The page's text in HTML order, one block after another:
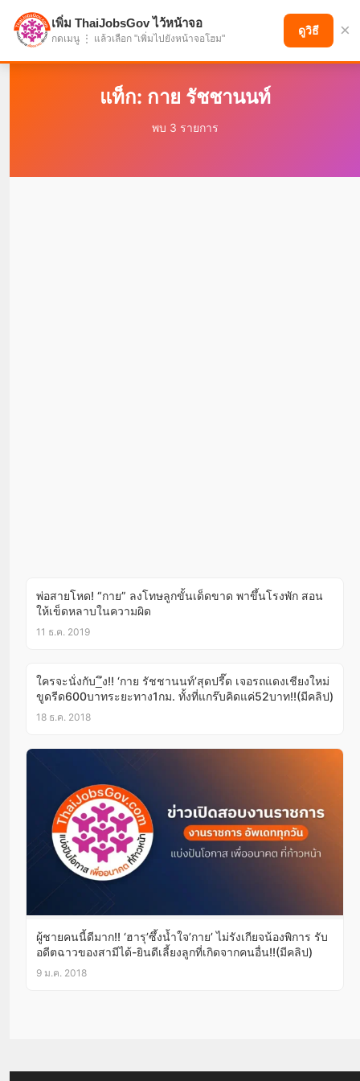
แบ่งปันโอกาส เพื่ออนาคตที่ก้าวหน้า
แท็ก: กาย รัชชานนท์
พบ 3 รายการ
พ่อสายโหด! “กาย” ลงโทษลูกขั้นเด็ดขาด พาขึ้นโรงพัก สอน
ให้เข็ดหลาบในความผิด
11 ธ.ค. 2019
ใครจะนั่งกับ_ึง!! ‘กาย รัชชานนท์’สุดปรี๊ด เจอรถแดงเชียงใหม่
ขูดรีด600บาทระยะทาง1กม. ทั้งที่แกร๊บคิดแค่52บาท!!(มีคลิป)
18 ธ.ค. 2018
ผู้ชายคนนี้ดีมาก!! ‘ฮารุ’ซึ้งน้ำใจ’กาย’ ไม่รังเกียจน้องพิการ รับ
อดีตฉาวของสามีได้-ยินดีเลี้ยงลูกที่เกิดจากคนอื่น!!(มีคลิป)
9 ม.ค. 2018
เพิ่ม ThaiJobsGov ไว้หน้าจอ
กดเมนู ⋮ แล้วเลือก "เพิ่มไปยังหน้าจอโฮม"
ดูวิธี ×